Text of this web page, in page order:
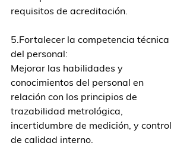
requisitos de acreditación.
5.Fortalecer la competencia técnica
del personal:
Mejorar las habilidades y
conocimientos del personal en
relación con los principios de
trazabilidad metrológica,
incertidumbre de medición, y control
de calidad interno.